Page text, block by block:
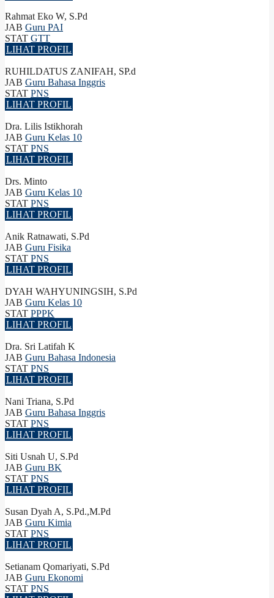
Rahmat Eko W, S.Pd
JAB Guru PAI
STAT GTT
LIHAT PROFIL
RUHILDATUS ZANIFAH, SP.d
JAB Guru Bahasa Inggris
STAT PNS
LIHAT PROFIL
Dra. Lilis Istikhorah
JAB Guru Kelas 10
STAT PNS
LIHAT PROFIL
Drs. Minto
JAB Guru Kelas 10
STAT PNS
LIHAT PROFIL
Anik Ratnawati, S.Pd
JAB Guru Fisika
STAT PNS
LIHAT PROFIL
DYAH WAHYUNINGSIH, S.Pd
JAB Guru Kelas 10
STAT PPPK
LIHAT PROFIL
Dra. Sri Latifah K
JAB Guru Bahasa Indonesia
STAT PNS
LIHAT PROFIL
Nani Triana, S.Pd
JAB Guru Bahasa Inggris
STAT PNS
LIHAT PROFIL
Siti Usnah U, S.Pd
JAB Guru BK
STAT PNS
LIHAT PROFIL
Susan Dyah A, S.Pd.,M.Pd
JAB Guru Kimia
STAT PNS
LIHAT PROFIL
Setianam Qomariyati, S.Pd
JAB Guru Ekonomi
STAT PNS